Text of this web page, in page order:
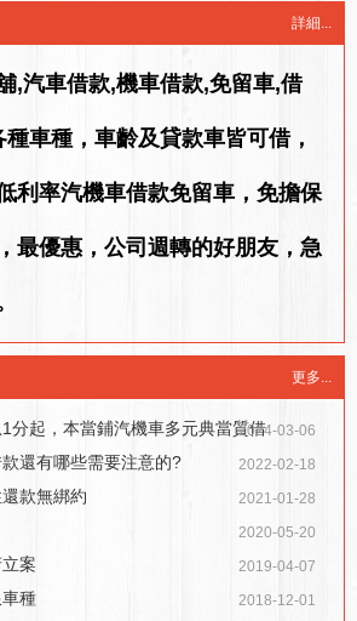
詳細...
,汽車借款,機車借款,免留車,借
車種，車齡及貸款車皆可借，
利率汽機車借款免留車，免擔保
最優惠，公司週轉的好朋友，急
更多...
分起，本當鋪汽機車多元典當質借2024-03-06
還有哪些需要注意的? 2022-02-18
款無綁約 2021-01-28
2020-05-20
案 2019-04-07
種 2018-12-01